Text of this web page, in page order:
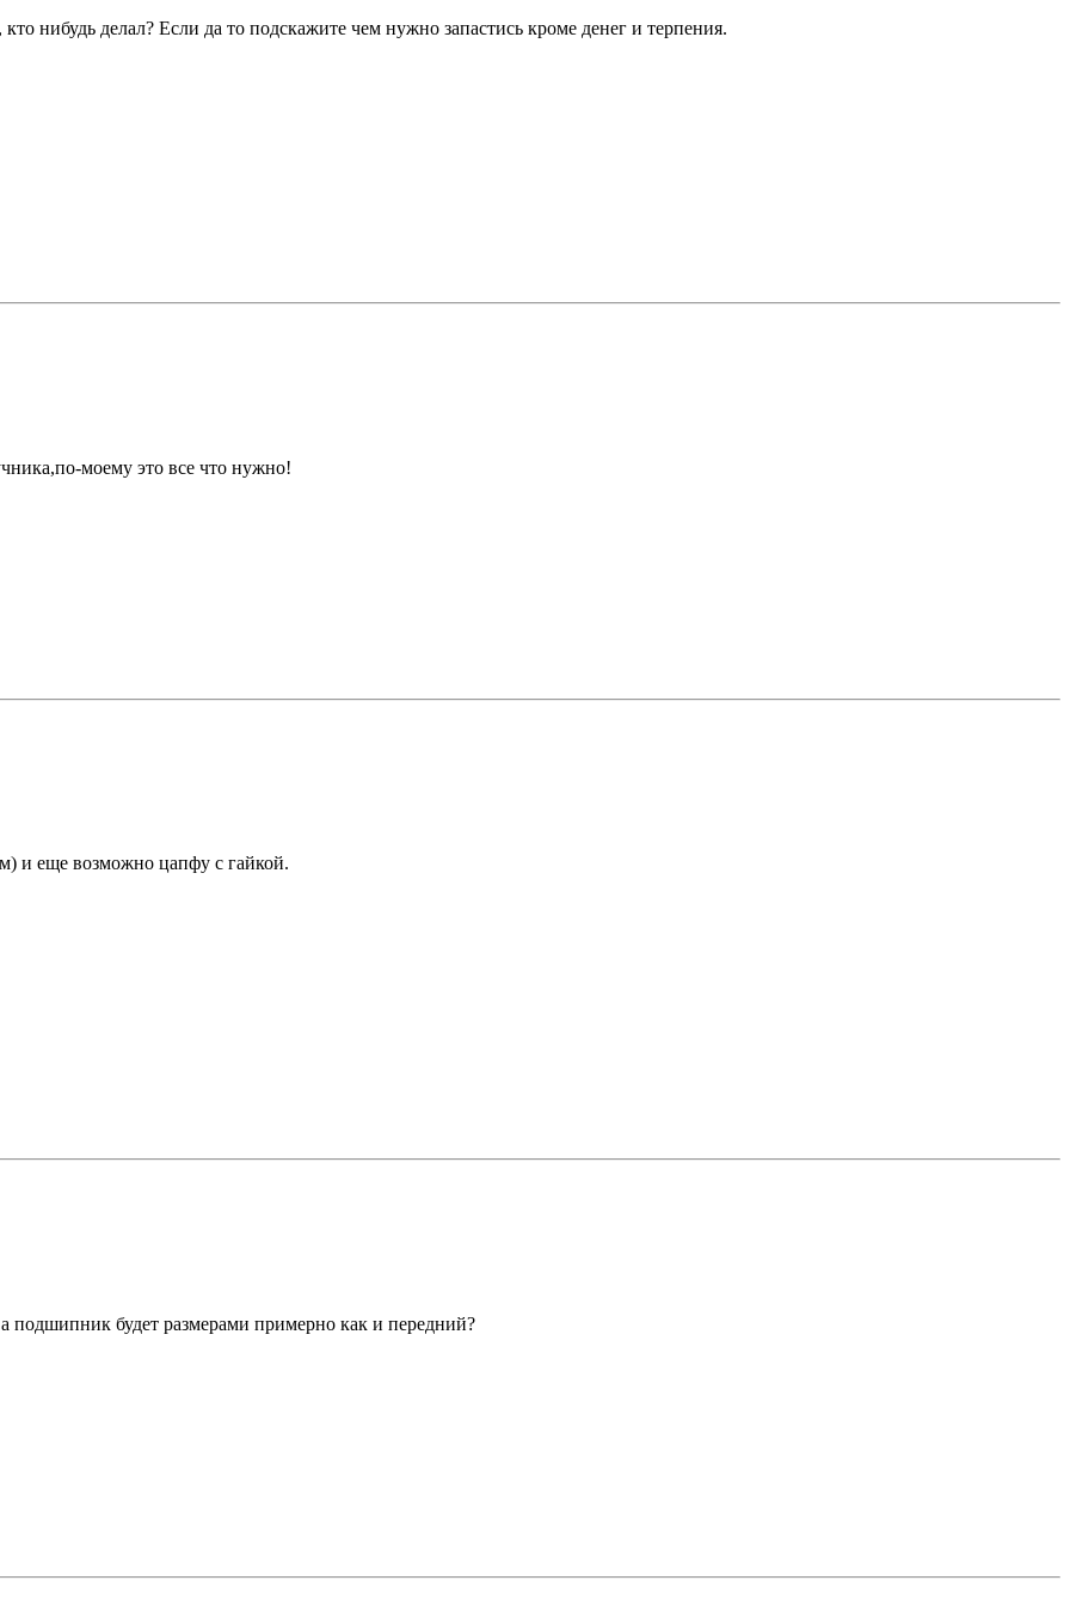
нибудь делал? Если да то подскажите чем нужно запастись кроме денег и терпения.
моему это все что нужно!
и еще возможно цапфу с гайкой.
подшипник будет размерами примерно как и передний?